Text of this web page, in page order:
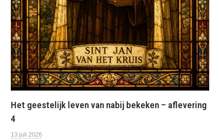
Het geestelijk leven van nabij bekeken – aflevering
4
13 juli 2026